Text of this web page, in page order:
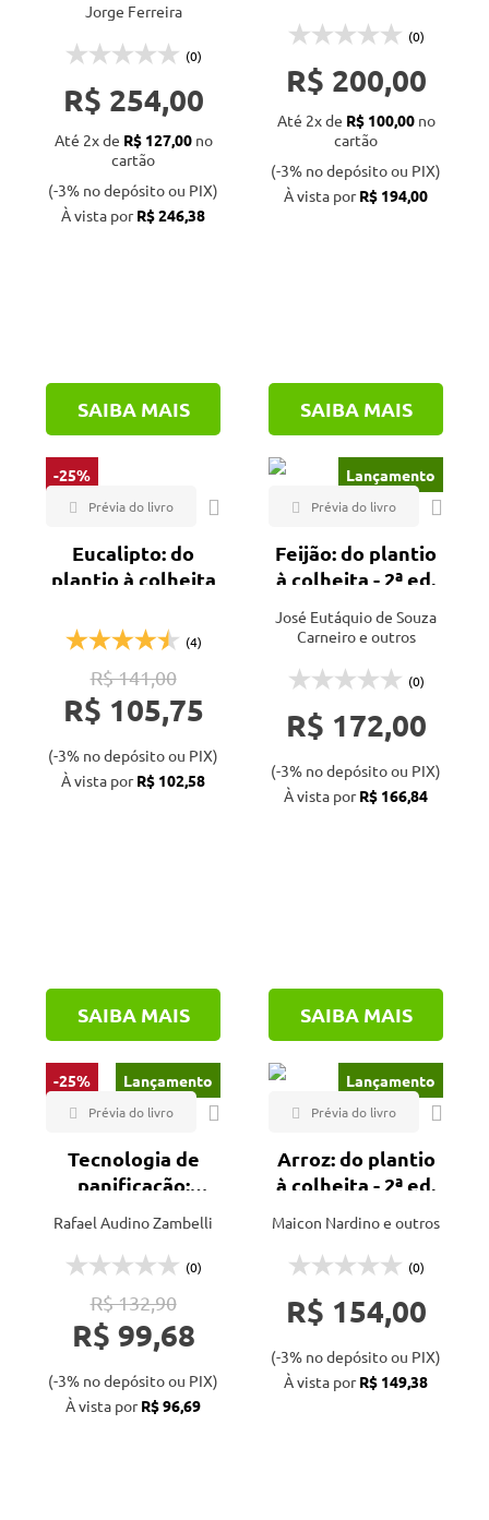
Mecenas (1)
Nobel (1)
Oficina de Textos (19)
Publindústria (2)
Rima (2)
UFLA (8)
UFSM (2)
UFV (47)
Unesp (2)
Unicamp (2)
Vozes (1)
agricultura
biológica
Jorge Ferreira
(0)
R$ 254,00
Até 2x de R$ 127,00no
cartão
(-3% no depósito ou PIX)
À vista porR$ 246,38
SAIBA MAIS
produtividades -
3ª ed.
(0)
R$ 200,00
Até 2x de R$ 100,00no
cartão
(-3% no depósito ou PIX)
À vista porR$ 194,00
SAIBA MAIS
-25%
Eucalipto: do
plantio à colheita
(4)
R$ 141,00
R$ 105,75
(-3% no depósito ou PIX)
À vista porR$ 102,58
SAIBA MAIS
Lançamento
Feijão: do plantio
à colheita - 2ª ed.
José Eutáquio de Souza
Carneiro e outros
(0)
R$ 172,00
(-3% no depósito ou PIX)
À vista porR$ 166,84
SAIBA MAIS
-25% Lançamento
Tecnologia de
panificação:
transformando
ingredientes em
produtos de
qualidade
Rafael Audino Zambelli
(0)
R$ 132,90
R$ 99,68
(-3% no depósito ou PIX)
À vista porR$ 96,69
Lançamento
Arroz: do plantio
à colheita - 2ª ed.
Maicon Nardino e outros
(0)
R$ 154,00
(-3% no depósito ou PIX)
À vista porR$ 149,38